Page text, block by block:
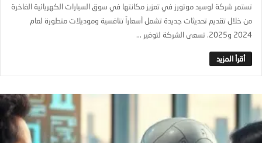
تستمر شركة لوسيد موتورز في تعزيز مكانتها في سوق السيارات الكهربائية الفاخرة
من خلال تقديم تحديثات جديدة تشمل أسعاراً تنافسية وموديلات متطورة لعام
2024 و2025. تسعى الشركة لتوفير ...